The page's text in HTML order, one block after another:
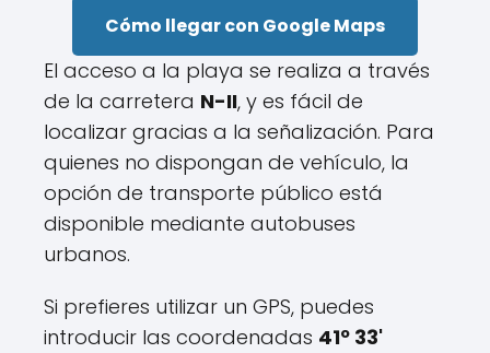
Cómo llegar con Google Maps
El acceso a la playa se realiza a través
de la carretera N-II, y es fácil de
localizar gracias a la señalización. Para
quienes no dispongan de vehículo, la
opción de transporte público está
disponible mediante autobuses
urbanos.
Si prefieres utilizar un GPS, puedes
introducir las coordenadas 41º 33'